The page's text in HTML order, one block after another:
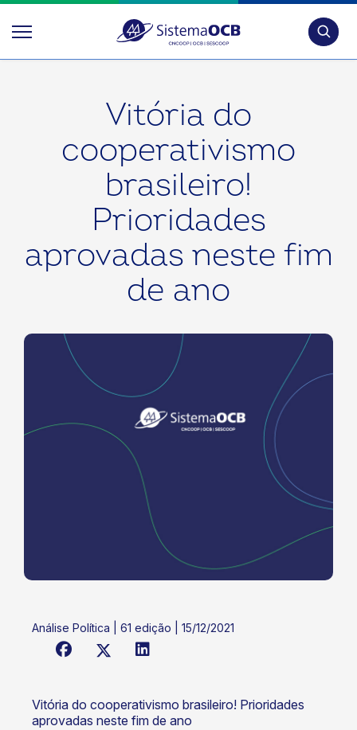
Vitória do
cooperativismo
brasileiro!
Prioridades
aprovadas neste fim
de ano
Análise Política | 61 edição | 15/12/2021
Vitória do cooperativismo brasileiro! Prioridades
aprovadas neste fim de ano